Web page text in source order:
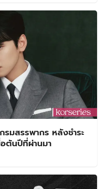
มสรรพากร หลังชำระ
ต้นปีที่ผ่านมา